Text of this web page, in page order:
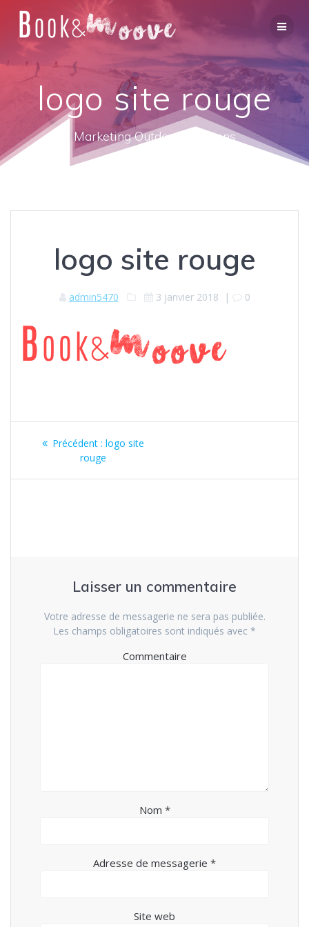
logo site rouge
Marketing Outdoor Solutions
logo site rouge
admin5470 3 janvier 2018 | 0
Navigation
Précédent : Article
logo site
rouge
Laisser un commentaire
Votre adresse de messagerie ne sera pas publiée.
Les champs obligatoires sont indiqués avec *
Commentaire
Nom *
Adresse de messagerie *
Site web